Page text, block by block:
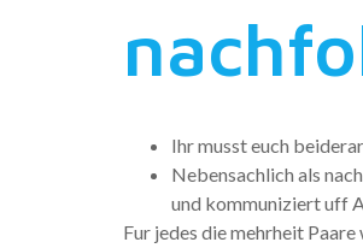
Ihr musst euch
Nebensachlich als
und kommuniziert uff
Fur jedes die mehrheit